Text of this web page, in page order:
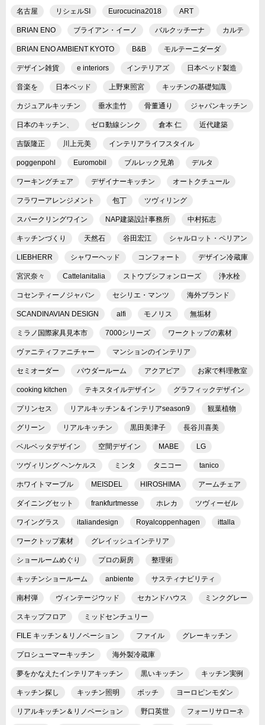
名古屋 リシェルSI Eurocucina2018 ART
BRIAN ENO ブライアン・イーノ バルクッチーナ カルテ
BRIAN ENO AMBIENT KYOTO B&B モルテーニダーダ
デザイン雑貨 e interiors インテリアズ 日本ベッド製造
音楽を 日本ベッド 上野東照宮 キッチンの基礎知識
カジュアルキッチン 垂水圭竹 骨董通り ジャパンキッチン
日本のキッチン、 ゼロ動線シンク 倉本 仁 近代建築
吉阪隆正 川上元美 インテリアライフスタイル
poggenpohl Euromobil ブルレック兄弟 デルタ
ワーキングチェア デザイナーキッチン オートクチュール
フラワーアレンジメント 包丁 ツヴィリング
スパークリングワイン NAP建築設計事務所 中村拓志
キッチンづくり 天然石 谷田宏江 シャルロット・ペリアン
LIEBHERR シャワーヘッド コンフォート デザイン冷蔵庫
宮沢奈々 Cattelanitalia ストウブシフォンローズ 浄水栓
コセンティーノジャパン セシリエ・マンツ 海外ブランド
SCANDINAVIAN DESIGN alfi モノリス 無垢材
ミラノ国際家具見本市 7000シリーズ ワークトップの素材
ヴァニティファニチャー マンションのインテリア
セミオーダー パウダールーム アクアピア お家で料理教室
cooking kitchen テキスタイルデザイン グラフィックデザイン
プリンセス リアルキッチン＆インテリアseason9 観葉植物
グリーン リアルキッチン 黒田美津子 長谷川喜美
ベルベッタデザイン 空間デザイン MABE LG
ツヴィリング ヘンケルス ミンタ タニコー tanico
ホワイトマーブル MEISDEL HIROSHIMA アームチェア
ダイニングセット frankfurtmesse ホレカ ツヴィーゼル
ワイングラス italiandesign Royalcoppenhagen ittalla
ワークトップ素材 グレイッシュインテリア
ショールームめぐり プロの厨房 整理術
キッチンショールーム anbiente サスティナビリティ
南村弾 ヴィンテージウッド セカンドハウス ミンクグレー
スキップフロア ミッドセンチュリー
FILE キッチン＆リノベーション ファイル グレーキッチン
プロシューマーキッチン 海外製冷蔵庫
夢をかなえたインテリアキッチン 黒いキッチン キッチン実例
キッチン探し キッチン照明 ボッチ ヨーロピンモダン
リアルキッチン＆リノベーション 野口英世 フォーリサローネ